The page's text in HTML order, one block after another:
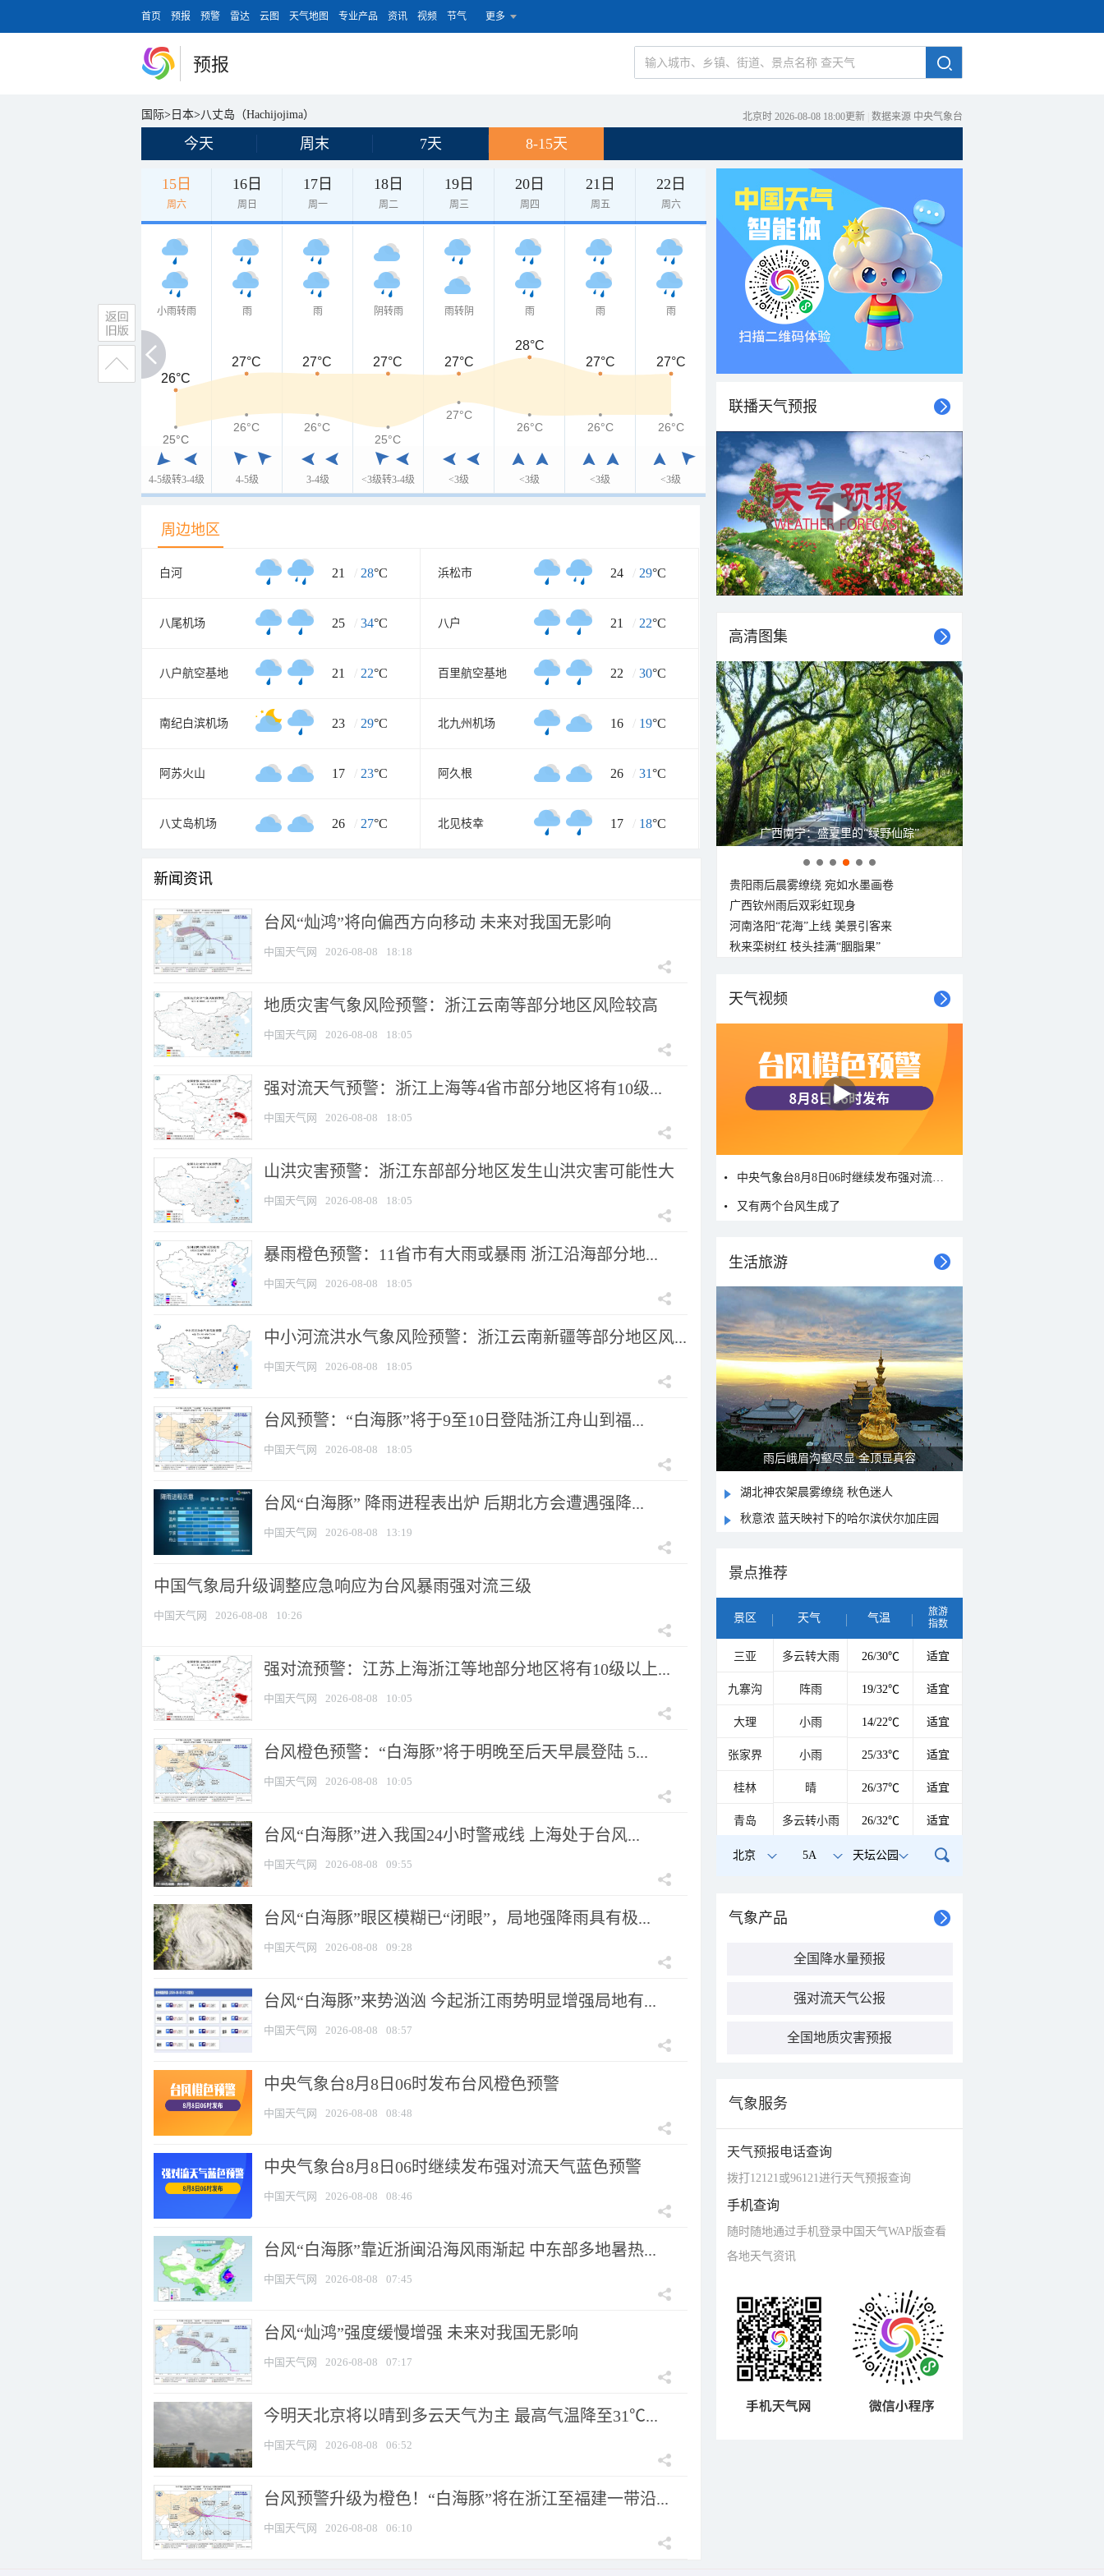
首页 预报 预警 雷达 云图 天气地图 专业产品 资讯 视频 节气 更多
预报
国际> 日本>八丈岛（Hachijojima） 北京时 2026-08-08 18:00更新 数据来源 中央气象台
今天 周末 7天 8-15天
15日
周六
16日
周日
17日
周一
18日
周二
19日
周三
20日
周四
21日
周五
22日
周六
小雨转雨
4-5级转3-4级
雨
4-5级
雨
3-4级
阴转雨
<3级转3-4级
雨转阴
<3级
雨
<3级
雨
<3级
雨
<3级
26°C
26°C
27°C 27°C 27°C 27°C
28°C
27°C
27°C
25°C
25°C
26°C
26°C
25°C
27°C
26°C
26°C 26°C
周边地区
白河 21 / 28°C 浜松市 24 / 29°C
八尾机场 25 / 34°C 八户 21 / 22°C
八户航空基地 21 / 22°C 百里航空基地 22 / 30°C
南纪白滨机场 23 / 29°C 北九州机场 16 / 19°C
阿苏火山 17 / 23°C 阿久根 26 / 31°C
八丈岛机场 26 / 27°C 北见枝幸 17 / 18°C
新闻资讯
台风“灿鸿”将向偏西方向移动 未来对我国无影响
中国天气网 2026-08-08 18:18
地质灾害气象风险预警：浙江云南等部分地区风险较高
中国天气网 2026-08-08 18:05
强对流天气预警：浙江上海等4省市部分地区将有10级...
中国天气网 2026-08-08 18:05
山洪灾害预警：浙江东部部分地区发生山洪灾害可能性大
中国天气网 2026-08-08 18:05
暴雨橙色预警：11省市有大雨或暴雨 浙江沿海部分地...
中国天气网 2026-08-08 18:05
中小河流洪水气象风险预警：浙江云南新疆等部分地区风...
中国天气网 2026-08-08 18:05
台风预警：“白海豚”将于9至10日登陆浙江舟山到福...
中国天气网 2026-08-08 18:05
台风“白海豚” 降雨进程表出炉 后期北方会遭遇强降...
中国天气网 2026-08-08 13:19
中国气象局升级调整应急响应为台风暴雨强对流三级
中国天气网 2026-08-08 10:26
强对流预警：江苏上海浙江等地部分地区将有10级以上...
中国天气网 2026-08-08 10:05
台风橙色预警：“白海豚”将于明晚至后天早晨登陆 5...
中国天气网 2026-08-08 10:05
台风“白海豚”进入我国24小时警戒线 上海处于台风...
中国天气网 2026-08-08 09:55
台风“白海豚”眼区模糊已“闭眼”，局地强降雨具有极...
中国天气网 2026-08-08 09:28
台风“白海豚”来势汹汹 今起浙江雨势明显增强局地有...
中国天气网 2026-08-08 08:57
中央气象台8月8日06时发布台风橙色预警
中国天气网 2026-08-08 08:48
中央气象台8月8日06时继续发布强对流天气蓝色预警
中国天气网 2026-08-08 08:46
台风“白海豚”靠近浙闽沿海风雨渐起 中东部多地暑热...
中国天气网 2026-08-08 07:45
台风“灿鸿”强度缓慢增强 未来对我国无影响
中国天气网 2026-08-08 07:17
今明天北京将以晴到多云天气为主 最高气温降至31℃...
中国天气网 2026-08-08 06:52
台风预警升级为橙色！“白海豚”将在浙江至福建一带沿...
中国天气网 2026-08-08 06:10
联播天气预报
高清图集
广西南宁：盛夏里的“绿野仙踪”
贵阳雨后晨雾缭绕 宛如水墨画卷
广西钦州雨后双彩虹现身
河南洛阳“花海”上线 美景引客来
秋来栾树红 枝头挂满“胭脂果”
天气视频
中央气象台8月8日06时继续发布强对流天气蓝色预警
又有两个台风生成了
生活旅游
雨后峨眉沟壑尽显 金顶显真容
湖北神农架晨雾缭绕 秋色迷人
秋意浓 蓝天映衬下的哈尔滨伏尔加庄园
景点推荐
景区 天气 气温
旅游
指数
三亚 多云转大雨 26/30℃ 适宜
九寨沟 阵雨 19/32℃ 适宜
大理 小雨 14/22℃ 适宜
张家界 小雨 25/33℃ 适宜
桂林 晴 26/37℃ 适宜
青岛 多云转小雨 26/32℃ 适宜
北京 5A 天坛公园
气象产品
全国降水量预报
强对流天气公报
全国地质灾害预报
气象服务
天气预报电话查询
拨打12121或96121进行天气预报查询
手机查询
随时随地通过手机登录中国天气WAP版查看
各地天气资讯